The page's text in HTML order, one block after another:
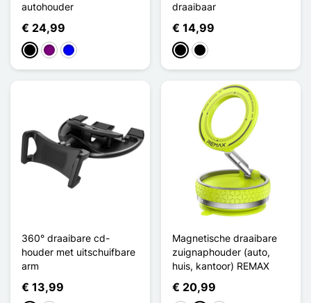
autohouder
€ 24,99
ZwartPurperBlauw
draaibaar
€ 14,99
Style AStyle B
360° draaibare cd-
houder met uitschuifbare
arm
€ 13,99
Magnetische draaibare
zuignaphouder (auto,
huis, kantoor) REMAX
€ 20,99